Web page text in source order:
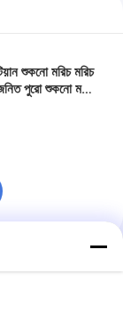
শুকনো মরিচ মরিচ
পুরো শুকনো মরিচ